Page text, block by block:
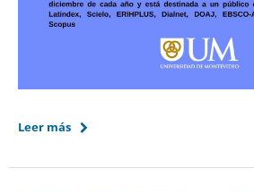
Leer más